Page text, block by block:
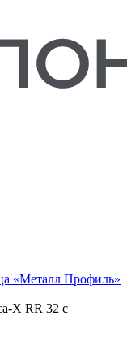
«Металл Профиль»
X RR 32 с